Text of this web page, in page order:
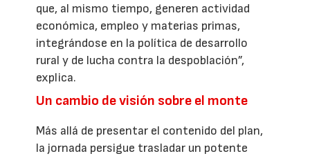
que, al mismo tiempo, generen actividad
económica, empleo y materias primas,
integrándose en la política de desarrollo
rural y de lucha contra la despoblación”,
explica.
Un cambio de visión sobre el monte
Más allá de presentar el contenido del plan,
la jornada persigue trasladar un potente